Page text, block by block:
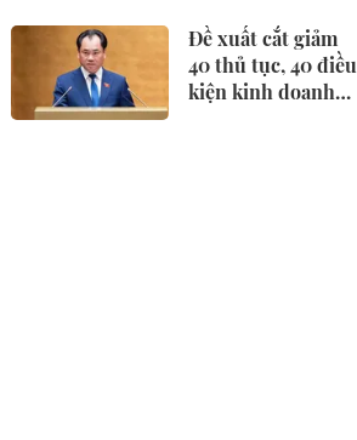
Đề xuất cắt giảm
40 thủ tục, 40 điều
kiện kinh doanh